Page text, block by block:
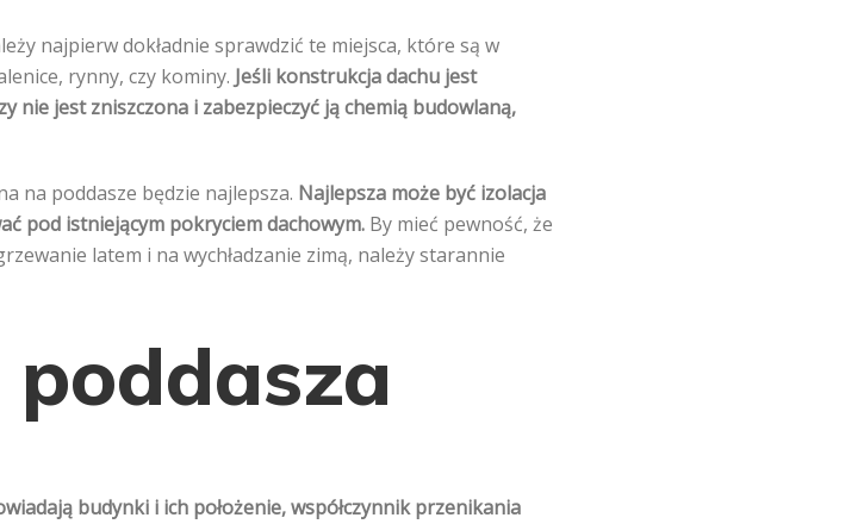
najpierw dokładnie sprawdzić te miejsca, które są w
rynny, czy kominy. Jeśli konstrukcja dachu jest
nie jest zniszczona i zabezpieczyć ją chemią budowlaną,
na poddasze będzie najlepsza. Najlepsza może być izolacja
pod istniejącym pokryciem dachowym. By mieć pewność, że
latem i na wychładzanie zimą, należy starannie
budynki i ich położenie, współczynnik przenikania